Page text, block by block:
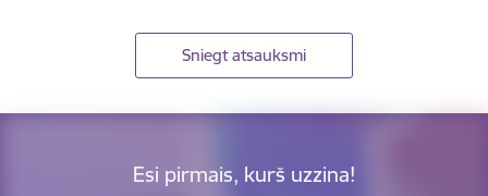
Sniegt atsauksmi
Esi pirmais, kurš uzzina!